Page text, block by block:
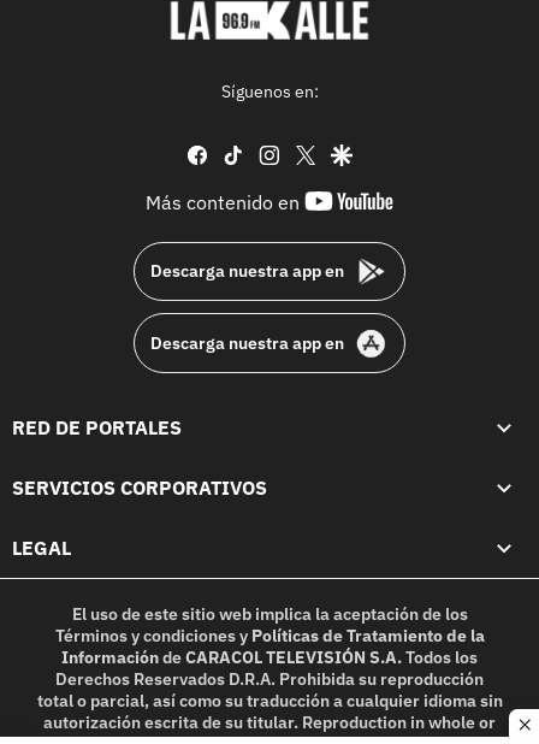
Síguenos en:
facebook
tiktok instagram
twittergoogle
Más contenido en
youtube-
Descarga nuestra app en
Descarga nuestra app en
RED DE PORTALES
SERVICIOS CORPORATIVOS
LEGAL
El uso de este sitio web implica la aceptación de los
Términos y condicionesy Políticas de Tratamiento de la
InformacióndeCARACOL TELEVISIÓN S.A.Todos los
Derechos Reservados D.R.A. Prohibida su reproducción
total o parcial, así como su traducción a cualquier idioma sin
autorización escrita de su titular. Reproduction in whole or